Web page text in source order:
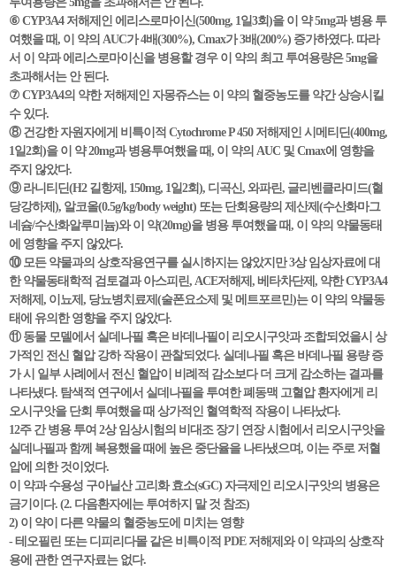
⑥ CYP3A4 저해제인 에리스로마이신(500mg, 1일3회)을 이 약 5mg과 병용 투
여했을 때, 이 약의 AUC가 4배(300%), Cmax가 3배(200%) 증가하였다. 따라
서 이 약과 에리스로마이신을 병용할 경우 이 약의 최고 투여용량은 5mg을
초과해서는 안 된다.
⑦ CYP3A4의 약한 저해제인 자몽쥬스는 이 약의 혈중농도를 약간 상승시킬
수 있다.
⑧ 건강한 자원자에게 비특이적 Cytochrome P 450 저해제인 시메티딘(400mg,
1일2회)을 이 약 20mg과 병용투여했을 때, 이 약의 AUC 및 Cmax에 영향을
주지 않았다.
⑨ 라니티딘(H2 길항제, 150mg, 1일2회), 디곡신, 와파린, 글리벤클라미드(혈
당강하제), 알코올(0.5g/kg/body weight) 또는 단회용량의 제산제(수산화마그
네슘/수산화알루미늄)와 이 약(20mg)을 병용 투여했을 때, 이 약의 약물동태
에 영향을 주지 않았다.
⑩ 모든 약물과의 상호작용연구를 실시하지는 않았지만 3상 임상자료에 대
한 약물동태학적 검토결과 아스피린, ACE저해제, 베타차단제, 약한 CYP3A4
저해제, 이뇨제, 당뇨병치료제(술폰요소제 및 메트포르민)는 이 약의 약물동
태에 유의한 영향을 주지 않았다.
⑪ 동물 모델에서 실데나필 혹은 바데나필이 리오시구앗과 조합되었을시 상
가적인 전신 혈압 강하 작용이 관찰되었다. 실데나필 혹은 바데나필 용량 증
가 시 일부 사례에서 전신 혈압이 비례적 감소보다 더 크게 감소하는 결과를
나타냈다. 탐색적 연구에서 실데나필을 투여한 폐동맥 고혈압 환자에게 리
오시구앗을 단회 투여했을 때 상가적인 혈역학적 작용이 나타났다.
12주 간 병용 투여 2상 임상시험의 비대조 장기 연장 시험에서 리오시구앗을
실데나필과 함께 복용했을 때에 높은 중단율을 나타냈으며, 이는 주로 저혈
압에 의한 것이었다.
이 약과 수용성 구아닐산 고리화 효소(sGC) 자극제인 리오시구앗의 병용은
금기이다. (2. 다음환자에는 투여하지 말 것 참조)
2) 이 약이 다른 약물의 혈중농도에 미치는 영향
- 테오필린 또는 디피리다몰 같은 비특이적 PDE 저해제와 이 약과의 상호작
용에 관한 연구자료는 없다.